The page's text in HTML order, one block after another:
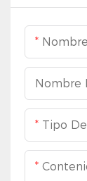
Nombre
Nombre
Tipo